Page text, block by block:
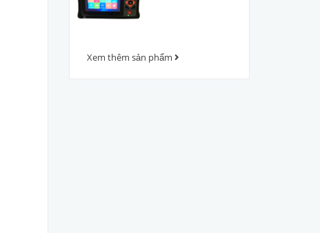
Xem thêm sản phẩm